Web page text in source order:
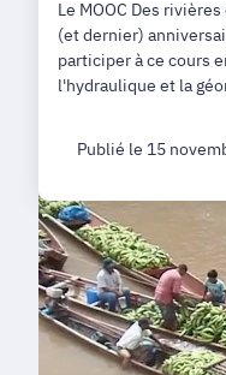
Le MOOC Des
(et dernier)
participer à ce cours
l'hydraulique et la
Publié le 15